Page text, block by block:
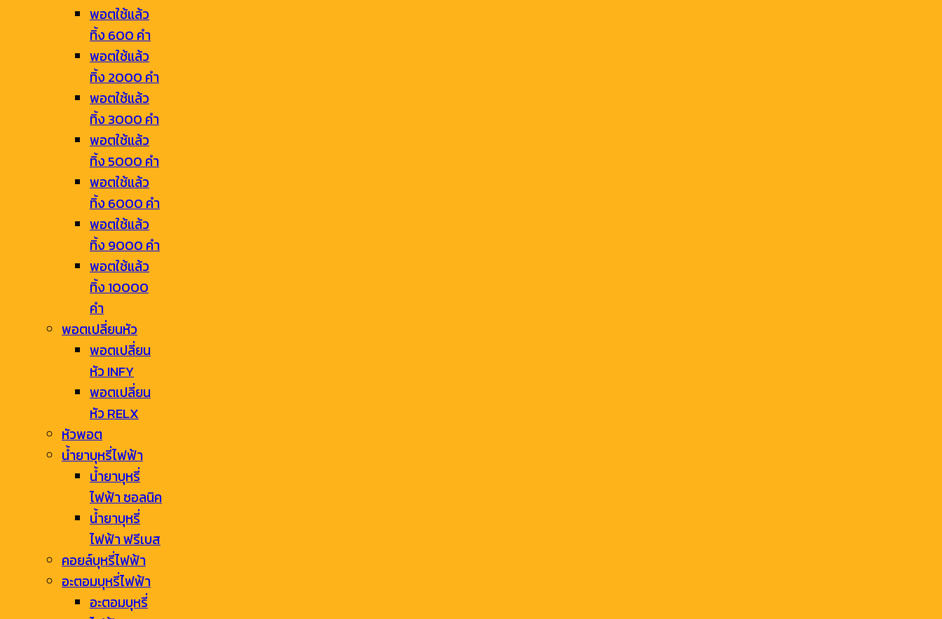
พอตใช้แล้ว
ทิ้ง 600 คำ
พอตใช้แล้ว
ทิ้ง 2000 คำ
พอตใช้แล้ว
ทิ้ง 3000 คำ
พอตใช้แล้ว
ทิ้ง 5000 คำ
พอตใช้แล้ว
ทิ้ง 6000 คำ
พอตใช้แล้ว
ทิ้ง 9000 คำ
พอตใช้แล้ว
ทิ้ง 10000
คำ
พอตเปลี่ยนหัว
พอตเปลี่ยน
หัว INFY
พอตเปลี่ยน
หัว RELX
หัวพอต
น้ำยาบุหรี่ไฟฟ้า
น้ำยาบุหรี่
ไฟฟ้า ซอลนิค
น้ำยาบุหรี่
ไฟฟ้า ฟรีเบส
คอยล์บุหรี่ไฟฟ้า
อะตอมบุหรี่ไฟฟ้า
อะตอมบุหรี่